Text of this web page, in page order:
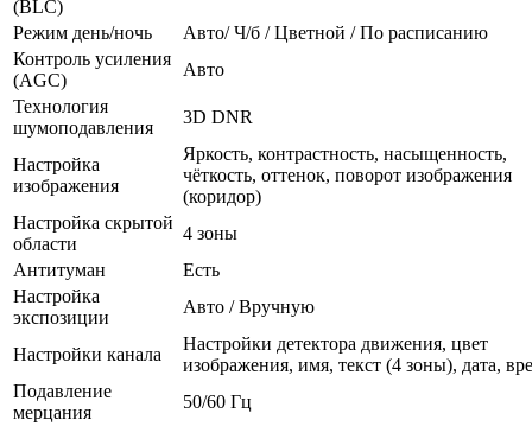
(BLC)
Режим день/ночь
Авто/ Ч/б / Цветной / По расписанию
Контроль усиления
(AGC)
Авто
Технология
шумоподавления
3D DNR
Настройка
изображения
Яркость, контрастность, насыщенность,
чёткость, оттенок, поворот изображения
(коридор)
Настройка скрытой
области
4 зоны
Антитуман
Есть
Настройка
экспозиции
Авто / Вручную
Настройки канала
Настройки детектора движения, цвет
изображения, имя, текст (4 зоны), дата,
Подавление
мерцания
50/60 Гц